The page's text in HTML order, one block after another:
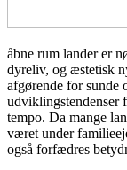
åbne rum lander er
dyreliv, og æstetisk
afgørende for sunde
udviklingstendenser
tempo. Da mange
været under
også forfædres